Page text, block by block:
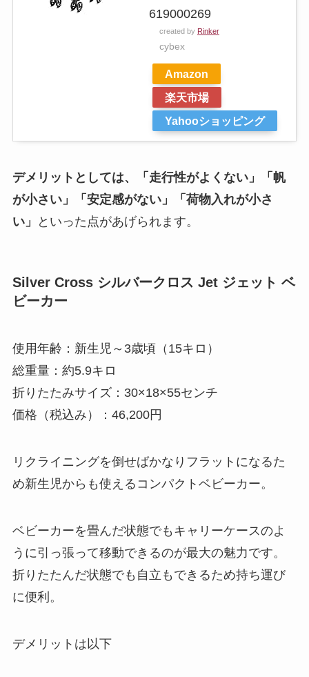
619000269
created by Rinker
cybex
Amazon
楽天市場
Yahooショッピング
デメリットとしては、「走行性がよくない」「帆
が小さい」「安定感がない」「荷物入れが小さ
い」
といった点があげられます。
Silver Cross シルバークロス Jet ジェット ベ
ビーカー
使用年齢：新生児～ 3歳頃（15キロ）
総重量：約5.9キロ
折りたたみサイズ：30×18×55センチ
価格（税込み）：46,200円
リクライニングを倒せばかなりフラットになるた
め新生児からも使えるコンパクトベビーカー。
ベビーカーを畳んだ状態でもキャリーケースのよ
うに引っ張って移動できるのが最大の魅力です。
折りたたんだ状態でも自立もできるため持ち運び
に便利。
デメリットは以下